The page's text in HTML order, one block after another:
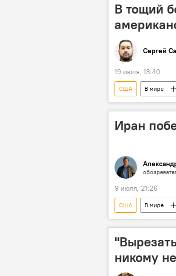
В тощий
Сергей
19 июля, 13:40
США В мире
Иран
9 июля, 21:26
США В мире
никому